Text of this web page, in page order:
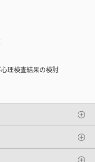
理検査結果の検討